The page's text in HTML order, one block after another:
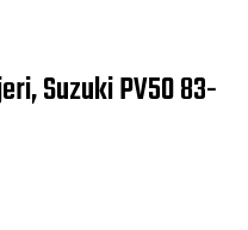
PV50 83-
Suzuki PV50 83-